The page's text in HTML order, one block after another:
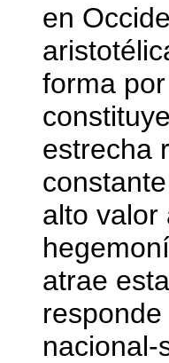
en
forma
estrecha
alto valor
atrae
nacional-